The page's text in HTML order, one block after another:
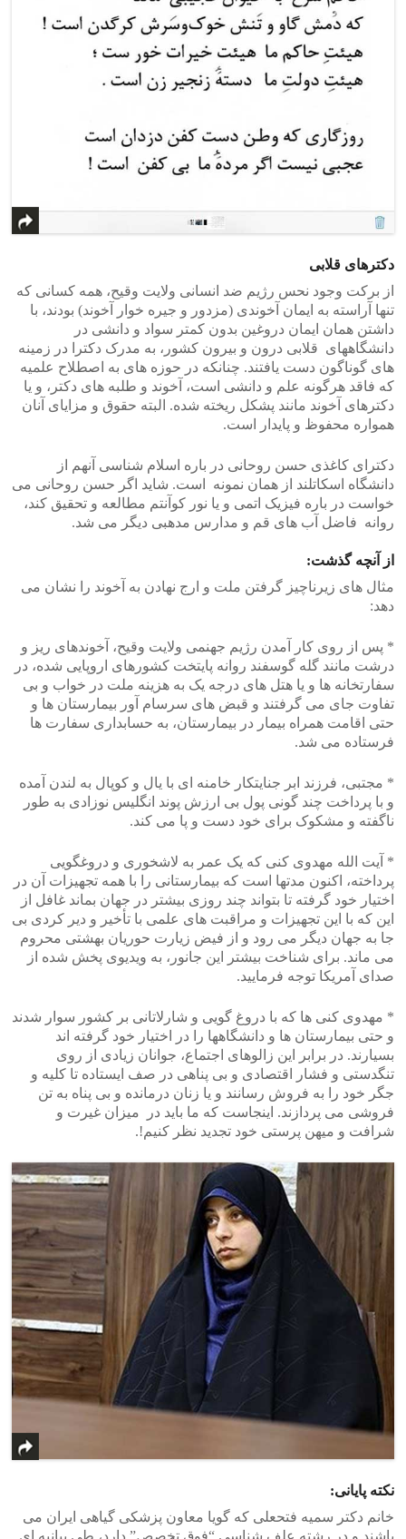
دکترهای قلابی
از برکت وجود نحس رژیم ضد انسانی ولایت وقیح، همه کسانی که
تنها آراسته به ایمان آخوندی (مزدور و جیره خوار آخوند) بودند، با
داشتن همان ایمان دروغین بدون کمتر سواد و دانشی در
دانشگاههای قلابی درون و بیرون کشور، به مدرک دکترا در زمینه
های گوناگون دست یافتند. چنانکه در حوزه های به اصطلاح علمیه
که فاقد هرگونه علم و دانشی است، آخوند و طلبه های دکتر، و یا
دکترهای آخوند مانند پشکل ریخته شده. البته حقوق و مزایای آنان
همواره محفوظ و پایدار است.
دکترای کاغذی حسن روحانی در باره اسلام شناسی آنهم از
دانشگاه اسکاتلند از همان نمونه است. شاید اگر حسن روحانی می
خواست در باره فیزیک اتمی و یا نور کوآنتم مطالعه و تحقیق کند،
روانه فاضل آب های قم و مدارس مدهبی دیگر می شد.
از آنچه گذشت:
مثال های زیرناچیز گرفتن ملت و ارج نهادن به آخوند را نشان می
دهد:
* پس از روی کار آمدن رژیم جهنمی ولایت وقیح، آخوندهای ریز و
درشت مانند گله گوسفند روانه پایتخت کشورهای اروپایی شده، در
سفارتخانه ها و یا هتل های درجه یک به هزینه ملت در خواب و بی
تفاوت جای می گرفتند و قبض های سرسام آور بیمارستان ها و
حتی اقامت همراه بیمار در بیمارستان، به حسابداری سفارت ها
فرستاده می شد.
* مجتبی، فرزند ابر جنایتکار خامنه ای با یال و کوپال به لندن آمده
و با پرداخت چند گونی پول بی ارزش پوند انگلیس نوزادی به طور
ناگفته و مشکوک برای خود دست و پا می کند.
* آیت الله مهدوی کنی که یک عمر به لاشخوری و دروغگویی
پرداخته، اکنون مدتها است که بیمارستانی را با همه تجهیزات آن در
اختیار خود گرفته تا بتواند چند روزی بیشتر در جهان بماند غافل از
این که با این تجهیزات و مراقبت های علمی با تأخیر و دیر کردی بی
جا به جهان دیگر می رود و از فیض زیارت حوریان بهشتی محروم
می ماند. برای شناخت بیشتر این جانور، به ویدیوی پخش شده از
صدای آمریکا توجه فرمایید.
‫*‬ مهدوی کنی ها که با دروغ گویی و شارلاتانی بر کشور سوار شدند
و حتی بیمارستان ها و دانشگاهها را در اختیار خود گرفته اند
بسیارند. در برابر این زالوهای اجتماع، جوانان زیادی از روی
تنگدستی و فشار اقتصادی و بی پناهی در صف ایستاده تا کلیه و
جگر خود را به فروش رسانند و یا زنان درمانده و بی پناه به تن
فروشی می پردازند. اینجاست که ما باید در میزان غیرت و
شرافت و میهن پرستی خود تجدید نظر کنیم!.
نکته پایانی:
خانم دکتر سمیه فتحعلی که گویا معاون پزشکی گیاهی ایران می
باشند و در رشته علف شناسی “فوق تخصص” دارد، طی بیانیه ای